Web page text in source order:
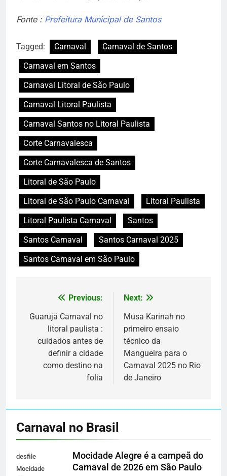
Fonte : Prefeitura Municipal de Santos
Tagged: Carnaval
Carnaval de Santos
Carnaval em Santos
Carnaval Litoral de São Paulo
Carnaval Litoral Paulista
Carnaval Santos no Litoral Paulista
Corte Carnavalesca
Corte Carnavalesca de Santos
Litoral de São Paulo
Litoral de São Paulo Carnaval
Litoral Paulista
Litoral Paulista Carnaval
Santos
Santos Carnaval
Santos Carnaval 2025
Santos Carnaval em São Paulo
Navegação
de
Post
Previous:
Guarujá Carnaval no
litoral paulista :
cuidados antes de
definir a cidade
como destino na
folia
Next:
Musa Karinah no
primeiro ensaio
técnico da
Mangueira para o
Carnaval 2025 no Rio
de Janeiro
Carnaval no Brasil
desfile
Mocidade
Mocidade Alegre é a campeã do
Carnaval de 2026 em São Paulo